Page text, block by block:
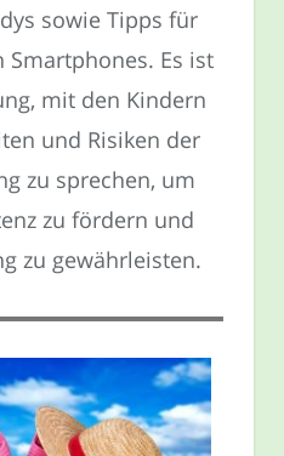
sowie Tipps für
Smartphones. Es ist
mit den Kindern
und Risiken der
zu sprechen, um
zu fördern und
zu gewährleisten.